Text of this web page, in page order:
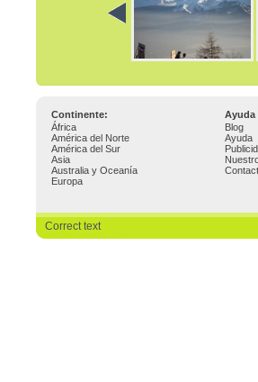
Continente: Ayuda
África
América del Norte
América del Sur
Asia
Australia y Oceanía
Europa
Blog
Ayuda
Correct text